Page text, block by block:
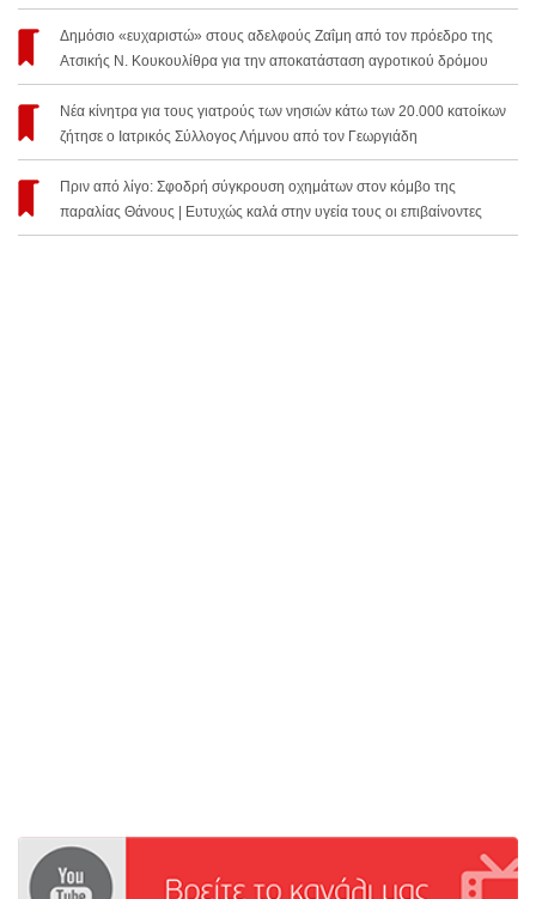
Δημόσιο «ευχαριστώ» στους αδελφούς Ζαΐμη από τον πρόεδρο της
Ατσικής Ν. Κουκουλίθρα για την αποκατάσταση αγροτικού δρόμου
Νέα κίνητρα για τους γιατρούς των νησιών κάτω των 20.000 κατοίκων
ζήτησε ο Ιατρικός Σύλλογος Λήμνου από τον Γεωργιάδη
Πριν από λίγο: Σφοδρή σύγκρουση οχημάτων στον κόμβο της
παραλίας Θάνους | Ευτυχώς καλά στην υγεία τους οι επιβαίνοντες